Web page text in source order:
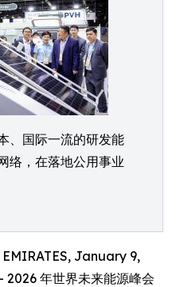
、国际一流的研发能
络，在落地公用事业
January 9,
2026 年世界未来能源峰会